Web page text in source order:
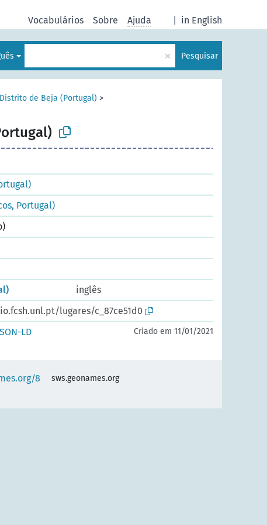
in English
Vocabulários Sobre Ajuda
× Pesquisar
Distrito de Beja (Portugal) >
Portugal)
inglês
lugares/c_87ce51d0
LD Criado em 11/01/2021
8
sws.geonames.org